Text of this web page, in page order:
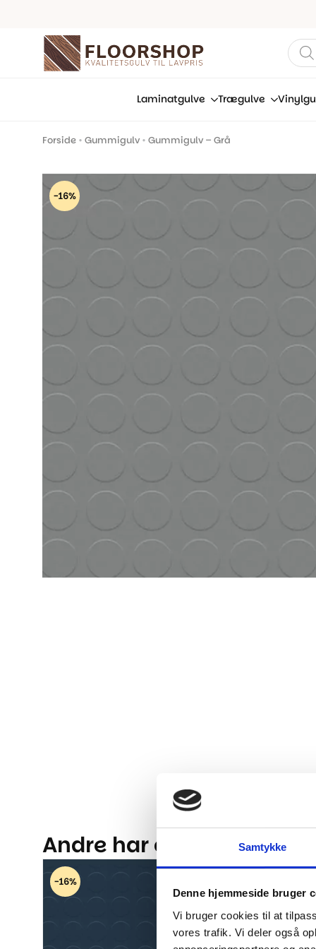
Samtykke
Denne hjemmeside bruger
Vi bruger cookies til at
vores trafik. Vi deler også
Laminatgulve Trægulve
Forside • Gummigulv • Gummigulv – Grå
-16%
Andre har også kigget
-16%